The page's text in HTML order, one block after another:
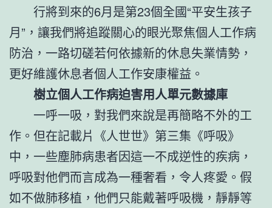
行將到來的6月是第23個全國“平安生孩子
月”，讓我們將追蹤關心的眼光聚焦個人工作病
防治，一路切磋若何依據新的休息失業情勢，
更好維護休息者個人工作安康權益。
樹立個人工作病迫害用人單元數據庫
一呼一吸，對我們來說是再簡略不外的工
作。但在記載片《人世世》第三集《呼吸》
中，一些塵肺病患者因這一不成逆性的疾病，
呼吸對他們而言成為一種奢看，令人疼愛。假
如不做肺移植，他們只能戴著呼吸機，靜靜等